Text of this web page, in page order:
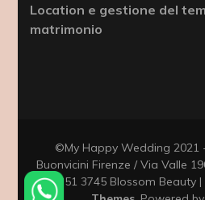
Location e gestione del
matrimonio
©My Happy Wedding 2021
Buonvicini Firenze / Via Valle
333 351 3745 Blossom Beauty